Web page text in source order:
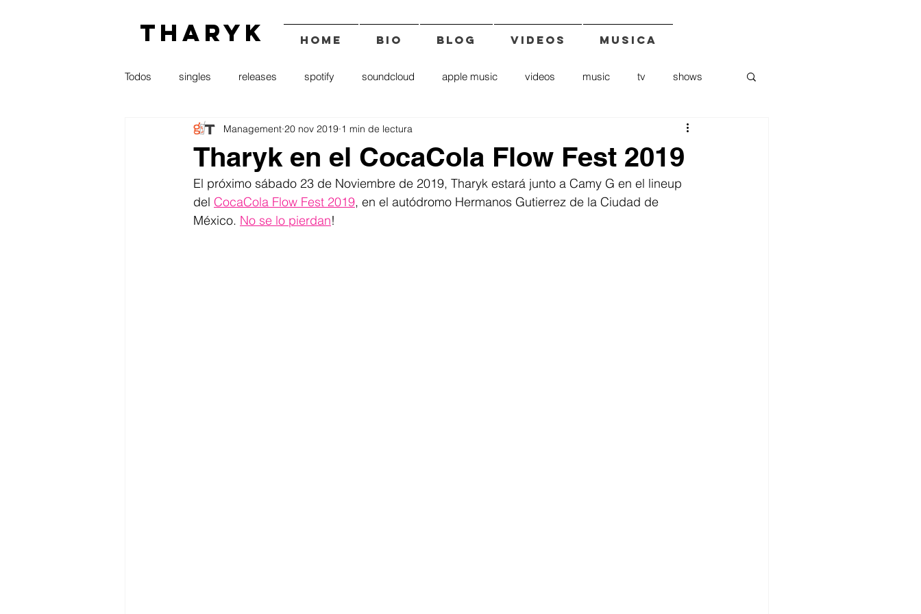
THARYK HOME BIO BLOG VIDEOS MUSICA
Todos singles releases spotify soundcloud apple music videos music tv shows
press youtube news novedades nft
Tharyk en el CocaCola Flow Fest 2019
Management 20 nov 2019 1 min de lectura
El próximo sábado 23 de Noviembre de 2019, Tharyk estará junto a Camy G en el lineup
del CocaCola Flow Fest 2019, en el autódromo Hermanos Gutierrez de la Ciudad de
México. No se lo pierdan!